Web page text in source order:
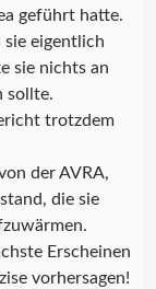
geführt hatte.
sie eigentlich
sie nichts an
sollte.
trotzdem
der AVRA,
die sie
Erscheinen
vorhersagen!